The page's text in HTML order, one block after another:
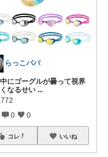
らっこパパ
にゴーグルが曇って視界
なるせい ...
0 0
コレ いいね